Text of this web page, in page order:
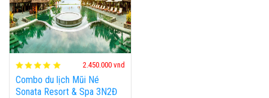
2.450.000 vnd
Combo du lịch Mũi Né
Sonata Resort & Spa 3N2Đ